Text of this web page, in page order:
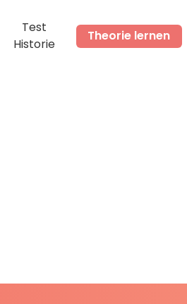
Test
Historie
Theorie lernen